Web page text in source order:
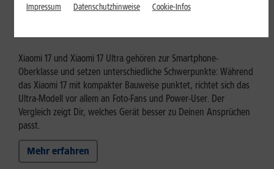
Xiaomi 17 vs. Xiaomi 17 Ultra: Für
Xiaomi 17 und Xiaomi 17 Ultra gehören zur Smartphone-
Oberklasse und setzen unterschiedliche Schwerpunkte: Während
das Xiaomi 17 mit kompakter Bauweise punktet, richtet sich das
Ultra-Modell vor allem an Foto-Fans und Power-User. Der
Vergleich zeigt Dir, welches Gerät besser zu Deinen Ansprüchen
passt.
Mehr erfahren
Impressum Datenschutzhinweise Cookie-Infos